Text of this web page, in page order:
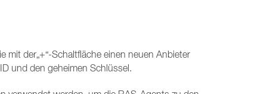
der„+“-Schaltfläche einen neuen Anbieter
und den geheimen Schlüssel.